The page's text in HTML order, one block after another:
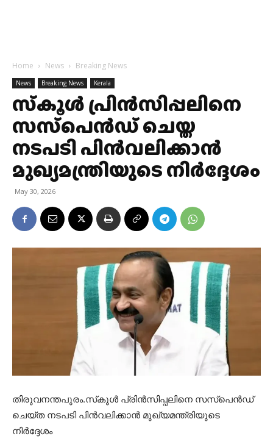
Home News Breaking News
News Breaking News Kerala
സ്‌കൂള്‍ പ്രിന്‍സിപ്പലിനെ
സസ്‌പെന്‍ഡ് ചെയ്ത
നടപടി പിന്‍വലിക്കാന്‍
മുഖ്യമന്ത്രിയുടെ നിര്‍ദ്ദേശം
May 30, 2026
തിരുവനന്തപുരം.സ്‌കൂള്‍ പ്രിന്‍സിപ്പലിനെ സസ്‌പെന്‍ഡ്
ചെയ്ത നടപടി പിന്‍വലിക്കാന്‍ മുഖ്യമന്ത്രിയുടെ
നിര്‍ദ്ദേശം